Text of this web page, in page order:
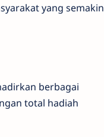
yang semakin
berbagai
total hadiah